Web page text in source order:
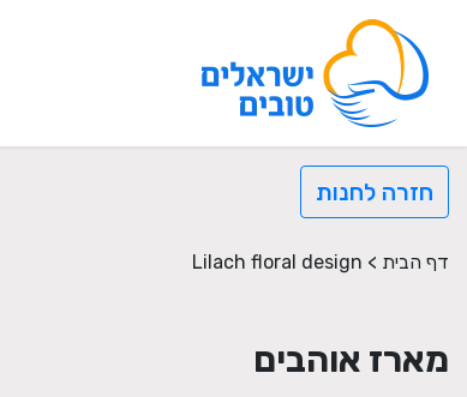
חזרה לחנות
דף הבית >
Lilach floral design
מארז אוהבים